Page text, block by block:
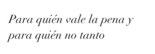
Para quién vale la pena y
para quién no tanto